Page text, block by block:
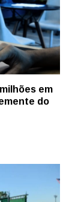
em
do